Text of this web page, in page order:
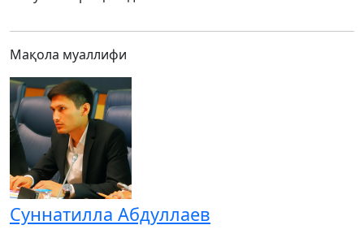
Мақола муаллифи
Суннатилла Абдуллаев